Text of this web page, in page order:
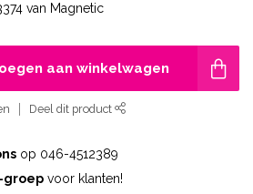
van Magnetic
aan winkelwagen
Deel dit product
op 046-4512389
groep voor klanten!